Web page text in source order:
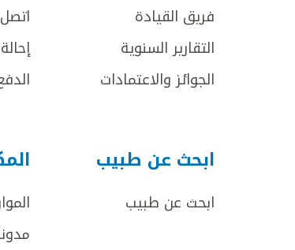
فريق القيادة
التقارير السنوية
الجوائز والاعتمادات
ابحث عن طبيب
ابحث عن طبيب